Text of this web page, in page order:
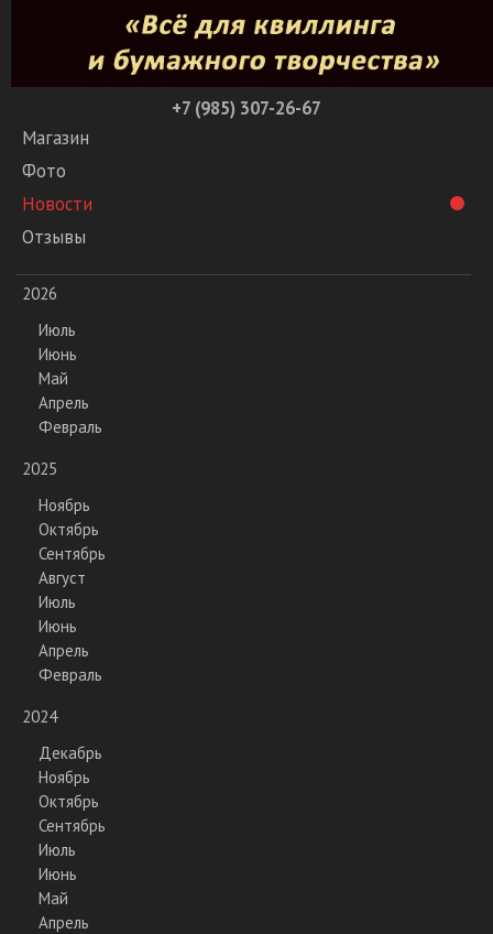
+7 (985) 307-26-67
Магазин
Фото
Новости
Отзывы
2026
Июль
Июнь
Май
Апрель
Февраль
2025
Ноябрь
Октябрь
Сентябрь
Август
Июль
Июнь
Апрель
Февраль
2024
Декабрь
Ноябрь
Октябрь
Сентябрь
Июль
Июнь
Май
Апрель